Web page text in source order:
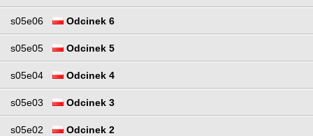
s05e06 Odcinek 6
s05e05 Odcinek 5
s05e04 Odcinek 4
s05e03 Odcinek 3
s05e02 Odcinek 2